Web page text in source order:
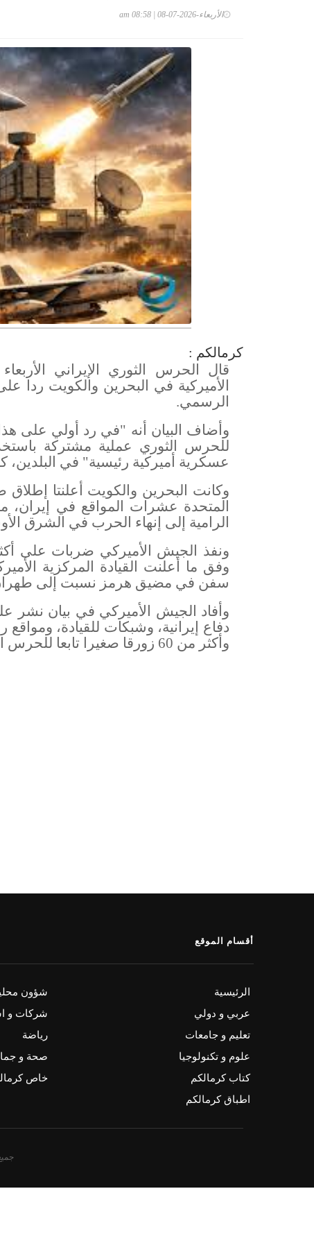
الأربعاء-2026-07-08 | 08:58 am
كرمالكم :
قال الحرس الثوري الإيراني
الأميركية في البحرين والكويت ردا
الرسمي.
وأضاف البيان أنه "في رد أولي على
عسكرية أميركية رئيسية" في
وكانت البحرين والكويت أعلنتا إطلاق
المتحدة عشرات المواقع في إيران،
الرامية إلى إنهاء الحرب في الشرق
سفن في مضيق هرمز نسبت إلى
وأفاد الجيش الأميركي في بيان نشر
دفاع إيرانية، وشبكات للقيادة،
وأكثر من 60 زورقا صغيرا تابعا للحرس الثوري داخل المضيق (هرمز) وقربه
أقسام الموقع
الرئيسية
شؤون
عربي و دولي
شركات و
تعليم و جامعات
رياضة
علوم و تكنولوجيا
صحة و
كتاب كرمالكم
خاص
اطباق كرمالكم